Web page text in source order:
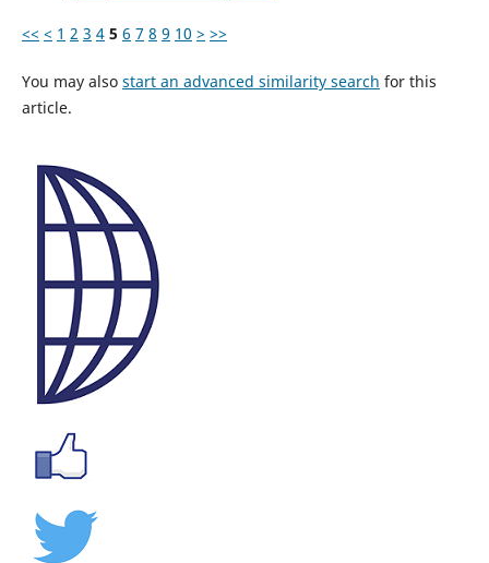
<< < 1 2 3 4 5 6 7 8 9 10 > >>
You may also start an advanced similarity search for this
article.